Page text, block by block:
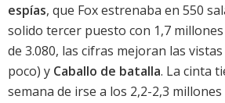
espías, que Fox estrenaba en 550
solido tercer puesto con 1,7 millones
de 3.080, las cifras mejoran las
poco) y Caballo de batalla. La cinta
semana de irse a los 2,2-2,3